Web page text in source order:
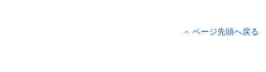
ページ先頭へ戻る